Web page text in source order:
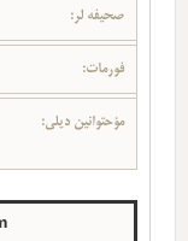
صحیفه لر:
فورمات:
مؤحتوانین دیلی: